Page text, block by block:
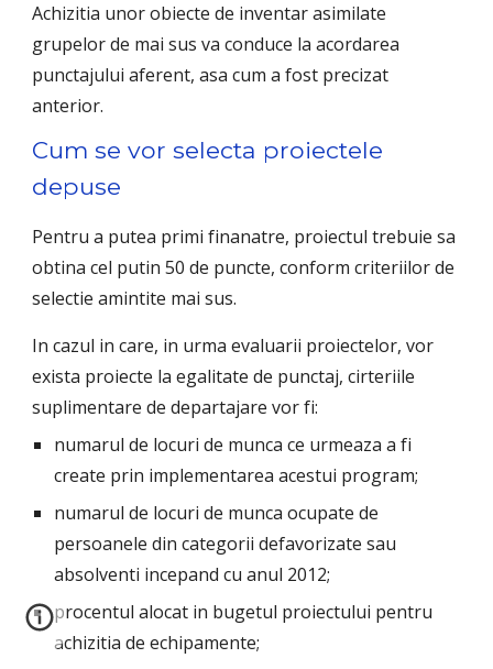
Achizitia unor obiecte de inventar asimilate
grupelor de mai sus va conduce la acordarea
punctajului aferent, asa cum a fost precizat
anterior.
Cum se vor selecta proiectele
depuse
Pentru a putea primi finanatre, proiectul trebuie sa
obtina cel putin 50 de puncte, conform criteriilor de
selectie amintite mai sus.
In cazul in care, in urma evaluarii proiectelor, vor
exista proiecte la egalitate de punctaj, cirteriile
suplimentare de departajare vor fi:
numarul de locuri de munca ce urmeaza a fi
create prin implementarea acestui program;
numarul de locuri de munca ocupate de
persoanele din categorii defavorizate sau
absolventi incepand cu anul 2012;
procentul alocat in bugetul proiectului pentru
achizitia de echipamente;